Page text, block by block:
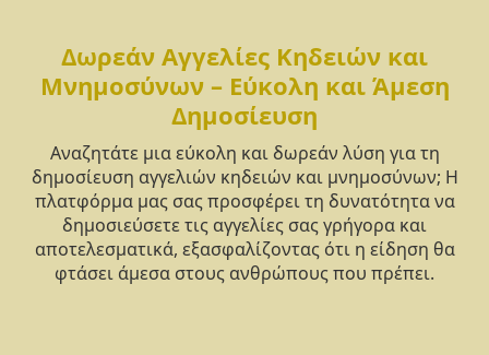
Δωρεάν Αγγελίες Κηδειών και
Μνημοσύνων – Εύκολη και Άμεση
Δημοσίευση
Αναζητάτε μια εύκολη και δωρεάν λύση για τη
δημοσίευση αγγελιών κηδειών και μνημοσύνων; Η
πλατφόρμα μας σας προσφέρει τη δυνατότητα να
δημοσιεύσετε τις αγγελίες σας γρήγορα και
αποτελεσματικά, εξασφαλίζοντας ότι η είδηση θα
φτάσει άμεσα στους ανθρώπους που πρέπει.